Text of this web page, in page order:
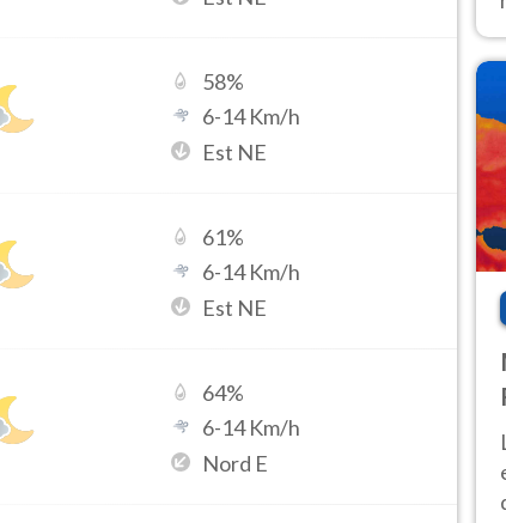
58%
6-14Km/h
Est NE
61%
6-14Km/h
Est NE
64%
6-14Km/h
Nord E